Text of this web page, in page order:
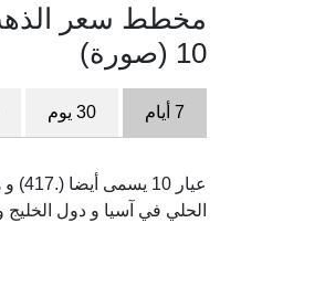
مخطط سعر الذهب
10 (صورة)
7 أيام 30 يوم
الحلي في آسيا و دول الخليج